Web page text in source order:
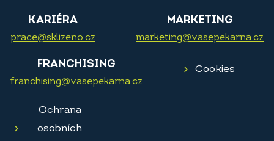
KARIÉRA
prace@sklizeno.cz
MARKETING
marketing@vasepekarna.cz
FRANCHISING
franchising@vasepekarna.cz
Cookies
Ochrana
osobních